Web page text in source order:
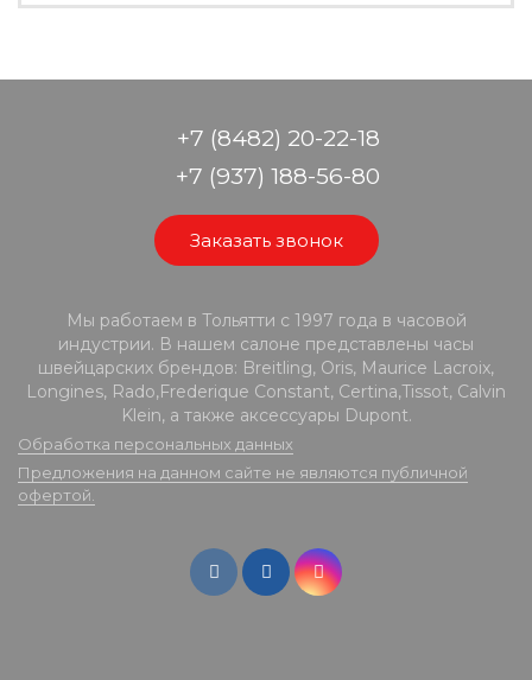
+7 (8482) 20-22-18
+7 (937) 188-56-80
Заказать звонок
Мы работаем в Тольятти с 1997 года в часовой
индустрии. В нашем салоне представлены часы
швейцарских брендов: Breitling, Oris, Maurice Lacroix,
Longines, Rado,Frederique Constant, Certina,Tissot, Calvin
Klein, а также аксессуары Dupont.
Обработка персональных данных
Предложения на данном сайте не являются публичной
офертой.